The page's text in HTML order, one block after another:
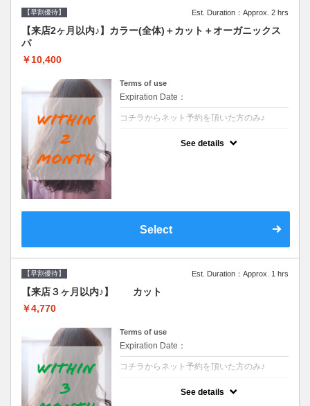
【早割優待】 Est. Duration：Approx. 2 hrs
【来店2ヶ月以内♪】カラー(全体)＋カット＋オーガニックス
パ
￥10,400
Terms of use
Expiration Date：
コチラからネット予約を頂いた方のみ♪
See details
Select
【早割優待】 Est. Duration：Approx. 1 hrs
【来店３ヶ月以内♪】 カット
￥4,770
Terms of use
Expiration Date：
コチラからネット予約を頂いた方のみ♪
See details